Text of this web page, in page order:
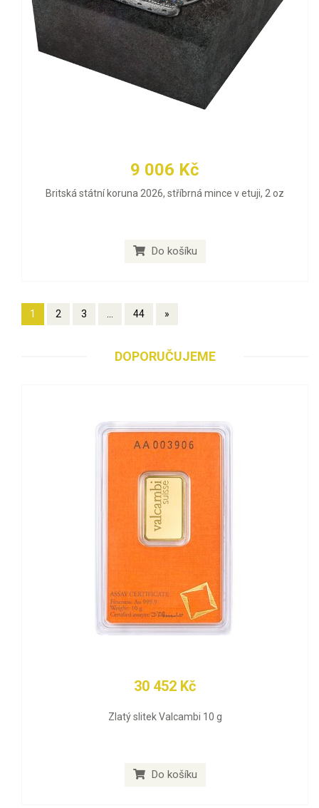
9 006 Kč
Britská státní koruna 2026, stříbrná mince v etuji, 2 oz
Do košíku
1 2 3 ... 44 »
DOPORUČUJEME
30 452 Kč
Zlatý slitek Valcambi 10 g
Do košíku